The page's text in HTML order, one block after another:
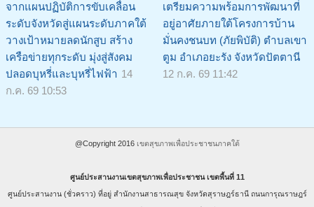
จากแผนปฏิบัติการขับเคลื่อน
ระดับจังหวัดสู่แผนระดับภาคใต้
วางเป้าหมายลดนักสูบ สร้าง
เครือข่ายทุกระดับ มุ่งสู่สังคม
ปลอดบุหรี่และบุหรี่ไฟฟ้า 14
ก.ค. 69 10:53
เตรียมความพร้อมการพัฒนาที่
อยู่อาศัยภายใต้โครงการบ้าน
มั่นคงชนบท (ภัยพิบัติ) ตำบลเขา
ตูม อำเภอยะรัง จังหวัดปัตตานี
12 ก.ค. 69 11:42
@Copyright 2016 เขตสุขภาพเพื่อประชาชนภาคใต้
ศูนย์ประสานงานเขตสุขภาพเพื่อประชาชน เขตพื้นที่ 11
ศูนย์ประสานงาน (ชั่วคราว) ที่อยู่ สำนักงานสาธารณสุข จังหวัดสุราษฎร์ธานี ถนนการุณราษฎร์